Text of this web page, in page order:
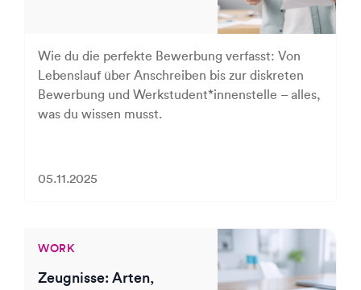
Wie du die perfekte Bewerbung verfasst: Von
Lebenslauf über Anschreiben bis zur diskreten
Bewerbung und Werkstudent*innenstelle – alles,
was du wissen musst.
05.11.2025
WORK
Zeugnisse: Arten,